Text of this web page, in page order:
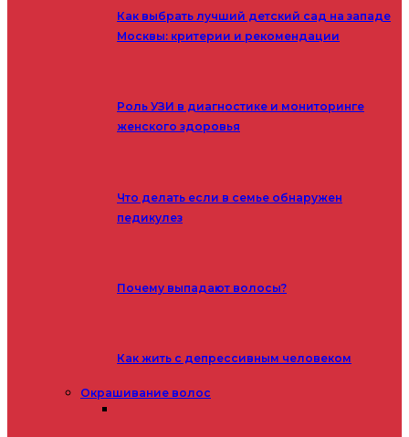
Как выбрать лучший детский сад на западе
Москвы: критерии и рекомендации
Роль УЗИ в диагностике и мониторинге
женского здоровья
Что делать если в семье обнаружен
педикулез
Почему выпадают волосы?
Как жить с депрессивным человеком
Окрашивание волос